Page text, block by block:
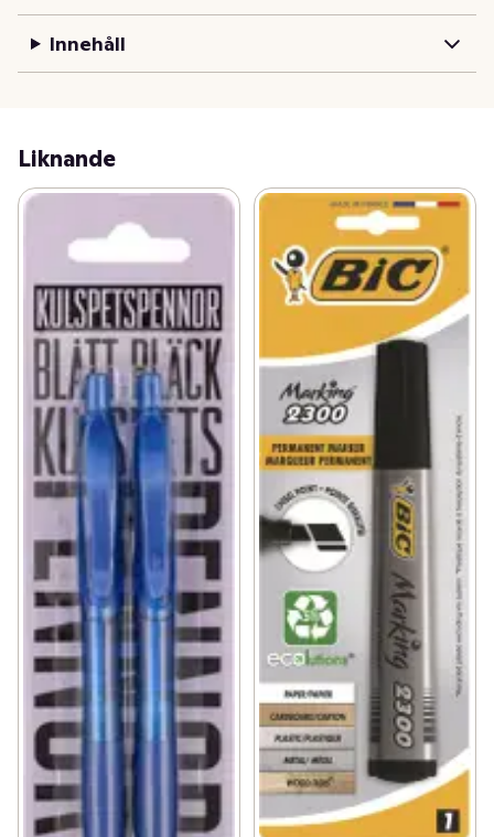
BIC M10 är en kulspetspenna med klickmekanism. Den
attraktiva retro-stilen och den tidlösa designen med
alla fickor. 2-pack.
Innehåll
Liknande